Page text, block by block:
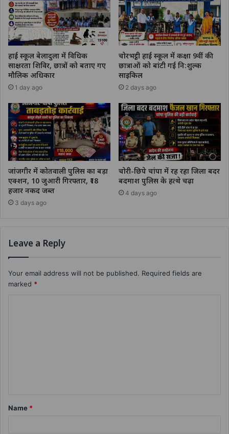
हाई स्कूल बेलादुला में विधिक
साक्षरता शिविर, छात्रों को बताए गए
मौलिक अधिकार
1 day ago
चोरभट्ठी हाई स्कूल में कक्षा 9वीं की
छात्राओं को बांटी गई नि:शुल्क
साइकिल
2 days ago
जांजगीर में कोतवाली पुलिस का बड़ा
एक्शन, 10 जुआरी गिरफ्तार, ₹18
हजार नकद जब्त
3 days ago
चोरी-छिपे चांपा में रह रहा जिला बदर
बदमाश पुलिस के हत्थे चढ़ा
4 days ago
Leave a Reply
Your email address will not be published. Required fields are
marked *
Name *